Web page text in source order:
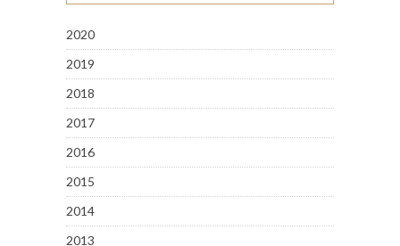
2020
2019
2018
2017
2016
2015
2014
2013